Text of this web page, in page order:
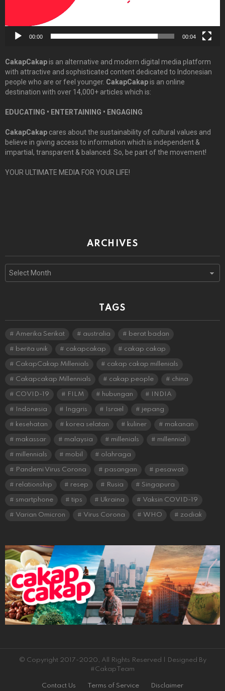
00:00 00:04
CakapCakapis an alternative and modern digital media platform
with attractive and sophisticated content dedicated to Indonesian
people who are or feel younger. CakapCakapis an online
destination with over 14,000+ articles which is:
EDUCATING • ENTERTAINING • ENGAGING
CakapCakap cares about the sustainability of cultural values and
believe in giving access to information which is independent &
impartial, transparent & balanced. So, be part of the movement!
YOUR ULTIMATE MEDIA FOR YOUR LIFE!
ARCHIVES
Archives
TAGS
Amerika Serikat australia berat badan
berita unik cakapcakap cakap cakap
CakapCakap Millenials cakap cakap millenials
Cakapcakap Millennials cakap people china
COVID-19 FILM hubungan INDIA
Indonesia Inggris Israel jepang
kesehatan korea selatan kuliner makanan
makassar malaysia millenials millennial
millennials mobil olahraga
Pandemi Virus Corona pasangan pesawat
relationship resep Rusia Singapura
smartphone tips Ukraina Vaksin COVID-19
Varian Omicron Virus Corona WHO zodiak
© Copyright 2017-2020, All Rights Reserved | Designed By
#CakapTeam
Contact Us Terms of Service Disclaimer